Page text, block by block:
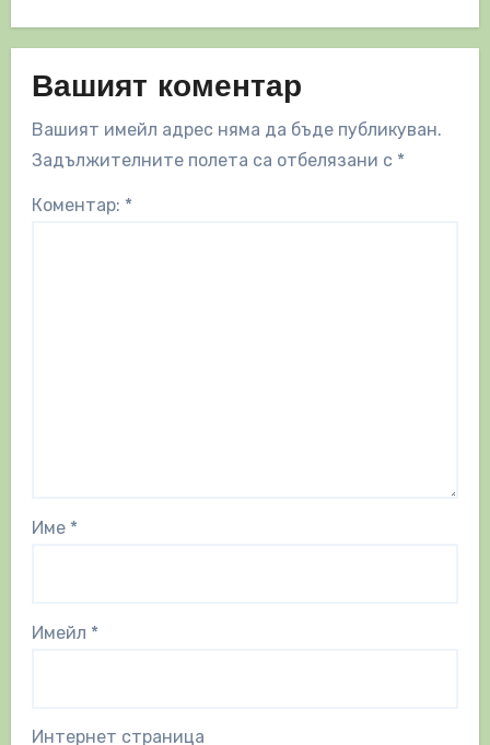
Вашият коментар
Вашият имейл адрес няма да бъде публикуван.
Задължителните полета са отбелязани с *
Коментар: *
Име *
Имейл *
Интернет страница